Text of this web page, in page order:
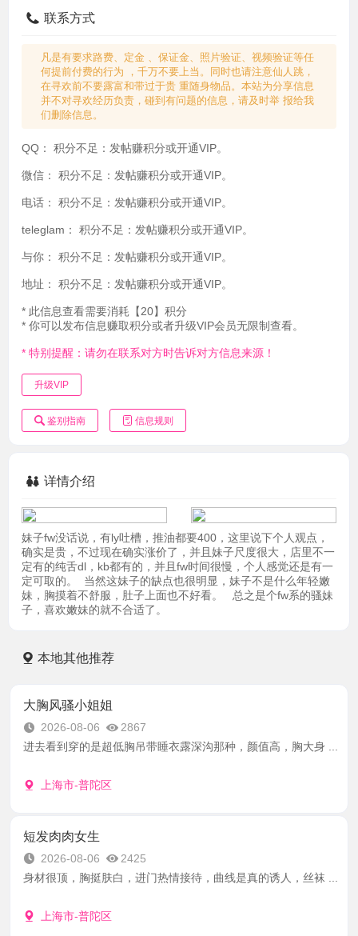
联系方式
凡是有要求路费、定金 、保证金、照片验证、视频验证等任
何提前付费的行为 ，千万不要上当。同时也请注意仙人跳，
在寻欢前不要露富和带过于贵 重随身物品。本站为分享信息
并不对寻欢经历负责，碰到有问题的信息，请及时举 报给我
们删除信息。
QQ： 积分不足：发帖赚积分或开通VIP。
微信： 积分不足：发帖赚积分或开通VIP。
电话： 积分不足：发帖赚积分或开通VIP。
teleglam： 积分不足：发帖赚积分或开通VIP。
与你： 积分不足：发帖赚积分或开通VIP。
地址： 积分不足：发帖赚积分或开通VIP。
* 此信息查看需要消耗【20】积分
* 你可以发布信息赚取积分或者升级VIP会员无限制查看。
* 特别提醒：请勿在联系对方时告诉对方信息来源！
升级VIP
鉴别指南 信息规则
详情介绍
妹子fw没话说，有ly吐槽，推油都要400，这里说下个人观点，
确实是贵，不过现在确实涨价了，并且妹子尺度很大，店里不一
定有的纯舌dl，kb都有的，并且fw时间很慢，个人感觉还是有一
定可取的。 当然这妹子的缺点也很明显，妹子不是什么年轻嫩
妹，胸摸着不舒服，肚子上面也不好看。 总之是个fw系的骚妹
子，喜欢嫩妹的就不合适了。
本地其他推荐
大胸风骚小姐姐
2026-08-06
2867
进去看到穿的是超低胸吊带睡衣露深沟那种，颜值高，胸大身 ...
上海市-普陀区
短发肉肉女生
2026-08-06
2425
身材很顶，胸挺肤白，进门热情接待，曲线是真的诱人，丝袜 ...
上海市-普陀区